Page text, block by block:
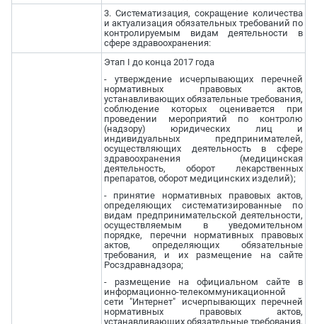
3. Систематизация, сокращение количества
и актуализация обязательных требований по
контролируемым видам деятельности в
сфере здравоохранения:
Этап I до конца 2017 года
- утверждение исчерпывающих перечней
нормативных правовых актов,
устанавливающих обязательные требования,
соблюдение которых оценивается при
проведении мероприятий по контролю
(надзору) юридических лиц и
индивидуальных предпринимателей,
осуществляющих деятельность в сфере
здравоохранения (медицинская
деятельность, оборот лекарственных
препаратов, оборот медицинских изделий);
- принятие нормативных правовых актов,
определяющих систематизированные по
видам предпринимательской деятельности,
осуществляемым в уведомительном
порядке, перечни нормативных правовых
актов, определяющих обязательные
требования, и их размещение на сайте
Росздравнадзора;
- размещение на официальном сайте в
информационно-телекоммуникационной
сети "Интернет" исчерпывающих перечней
нормативных правовых актов,
устанавливающих обязательные требования,